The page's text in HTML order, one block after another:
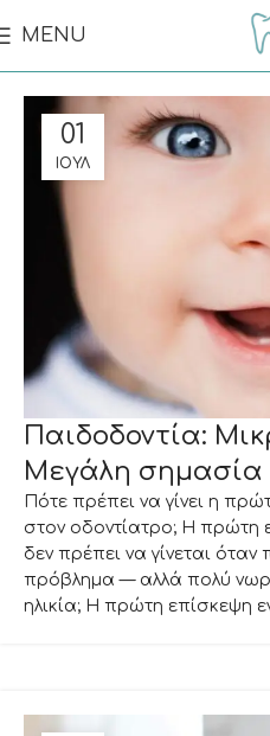
MENU
01
ΙΟΎΛ
Παιδοδοντία:
Μεγάλη σημασία
Πότε πρέπει να γίνει η
στον οδοντίατρο; Η πρώτη
δεν πρέπει να γίνεται
πρόβλημα — αλλά πολύ
ηλικία; Η πρώτη επίσκεψη